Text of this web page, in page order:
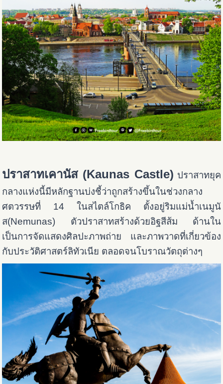
ปราสาทเคานัส (Kaunas Castle) ปราสาทยุค
กลางแห่งนี้มีหลักฐานบ่งชี้ว่าถูกสร้างขึ้นในช่วงกลาง
ศตวรรษที่ 14 ในสไตล์โกธิค ตั้งอยู่ริมแม่น้ำเนมูนั
ส(Nemunas) ตัวปราสาทสร้างด้วยอิฐสีส้ม ด้านใน
เป็นการจัดแสดงศิลปะภาพถ่าย และภาพวาดที่เกี่ยวข้อง
กับประวัติศาสตร์ลิทัวเนีย ตลอดจนโบราณวัตถุต่างๆ